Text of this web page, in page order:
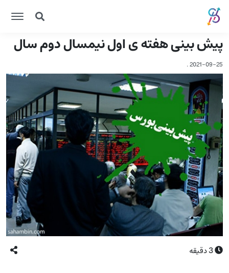
پیش بینی هفته ی اول نیمسال دوم سال
2021-09-25
.
3دقیقه